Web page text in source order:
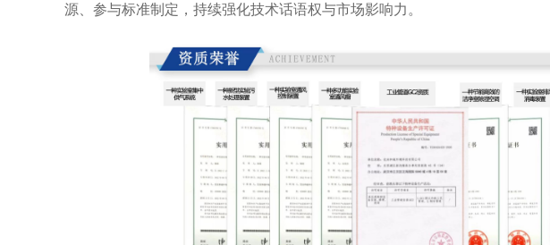
源、参与标准制定，持续强化技术话语权与市场影响力。